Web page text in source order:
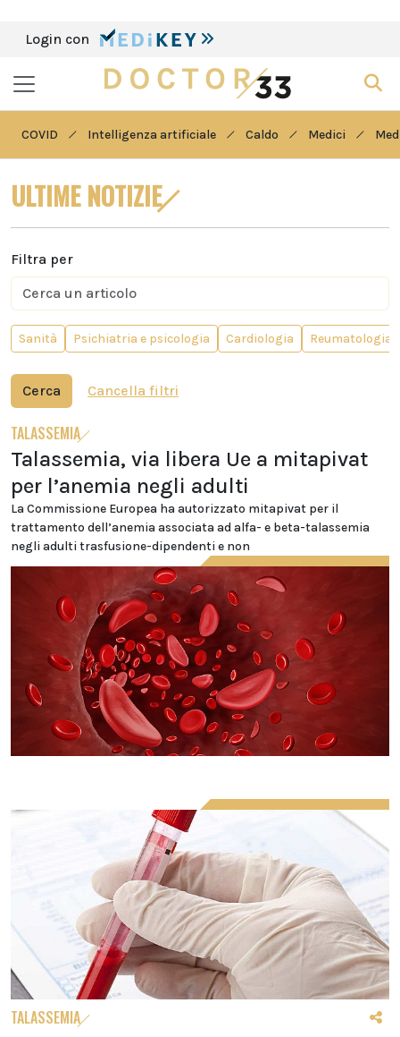
Login con
COVID Intelligenza artificiale Caldo Medici
ULTIME NOTIZIE
Filtra per
Sanità Psichiatria e psicologia Cardiologia Reumatologia
Cerca Cancella filtri
TALASSEMIA
Talassemia, via libera Ue a mitapivat
per l’anemia negli adulti
La Commissione Europea ha autorizzato mitapivat per il
trattamento dell’anemia associata ad alfa- e beta-talassemia
negli adulti trasfusione-dipendenti e non
TALASSEMIA